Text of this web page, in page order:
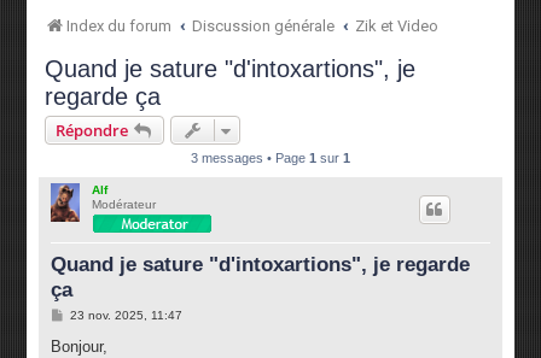
Index du forum Discussion générale Zik et Video
Quand je sature "d'intoxartions", je
regarde ça
Répondre
3 messages • Page 1 sur 1
Alf
Modérateur
Quand je sature "d'intoxartions", je regarde
ça
M
s
23 nov. 2025, 11:47
Bonjour,